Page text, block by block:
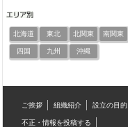
北海道 東北 北関東 南関東
四国 九州 沖縄
ご挨拶 組織紹介 設立の目的
不正・情報を投稿する